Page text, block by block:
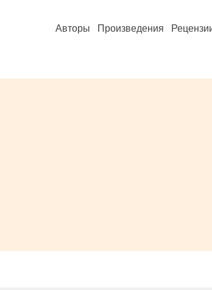
Авторы Произведения